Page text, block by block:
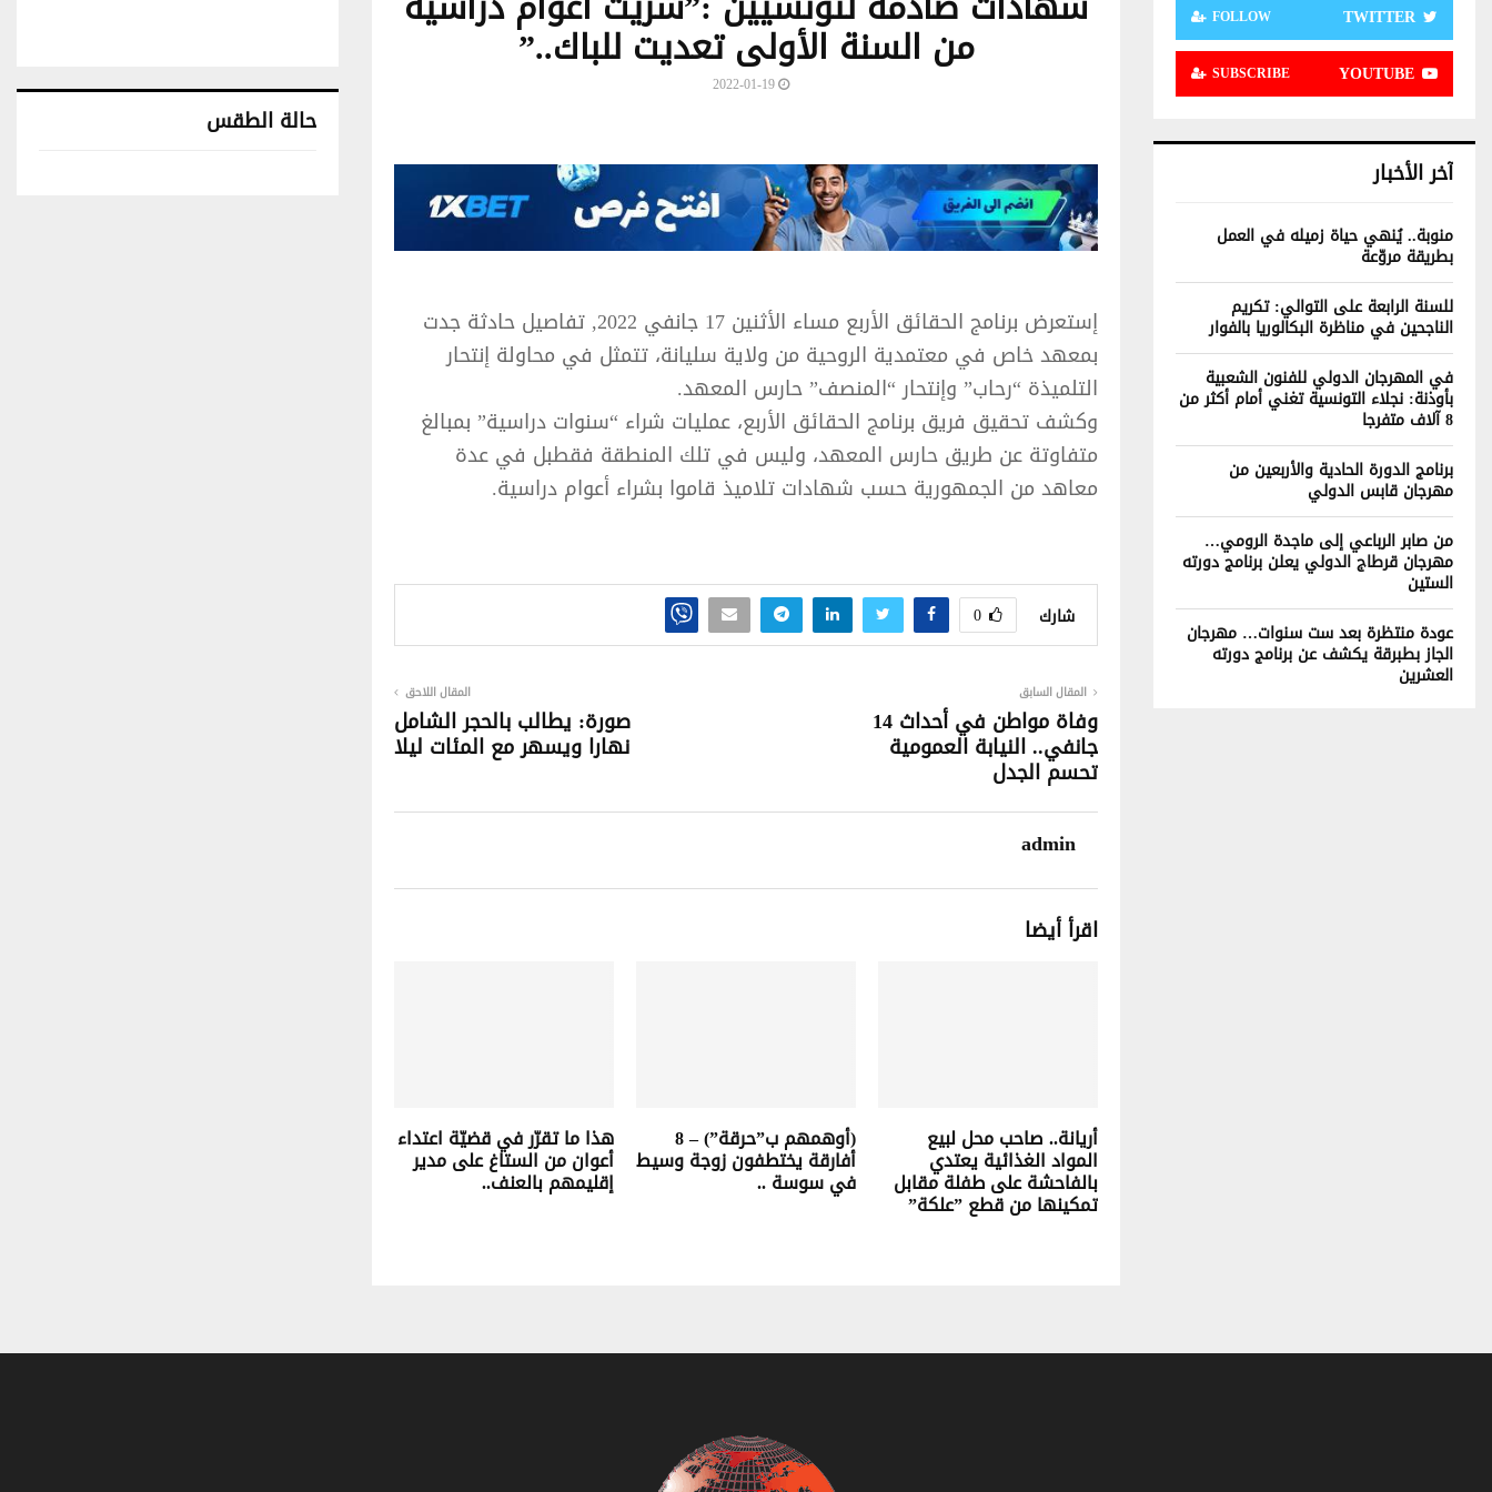
من السنة الأولى تعديت للباك..”
2022-01-19
إستعرض برنامج الحقائق الأربع مساء الأثنين 17 جانفي 2022, تفاصيل حادثة جدت
بمعهد خاص في معتمدية الروحية من ولاية سليانة، تتمثل في محاولة إنتحار
التلميذة “رحاب” وإنتحار “المنصف” حارس المعهد.
وكشف تحقيق فريق برنامج الحقائق الأربع، عمليات شراء “سنوات دراسية” بمبالغ
متفاوتة عن طريق حارس المعهد، وليس في تلك المنطقة فقطبل في عدة
معاهد من الجمهورية حسب شهادات تلاميذ قاموا بشراء أعوام دراسية.
شارك 0
المقال السابق
وفاة مواطن في أحداث 14
جانفي.. النيابة العمومية
تحسم الجدل
المقال اللاحق
صورة: يطالب بالحجر الشامل
نهارا ويسهر مع المئات ليلا
admin
اقرأ أيضا
أريانة.. صاحب محل لبيع
المواد الغذائية يعتدي
بالفاحشة على طفلة مقابل
تمكينها من قطع ”علكة”
(أوهمهم ب”حرقة”) – 8
أفارقة يختطفون زوجة وسيط
في سوسة ..
هذا ما تقرّر في قضيّة اعتداء
أعوان من الستاغ على مدير
إقليمهم بالعنف..
TWITTER
FOLLOW
YOUTUBE
SUBSCRIBE
آخر الأخبار
منوبة.. يُنهي حياة زميله في العمل
بطريقة مروّعة
للسنة الرابعة على التوالي: تكريم
الناجحين في مناظرة البكالوريا بالفوار
في المهرجان الدولي للفنون الشعبية
بأوذنة: نجلاء التونسية تغني أمام أكثر من
8 آلاف متفرجا
برنامج الدورة الحادية والأربعين من
مهرجان قابس الدولي
من صابر الرباعي إلى ماجدة الرومي…
مهرجان قرطاج الدولي يعلن برنامج دورته
الستين
عودة منتظرة بعد ست سنوات… مهرجان
الجاز بطبرقة يكشف عن برنامج دورته
العشرين
حالة الطقس